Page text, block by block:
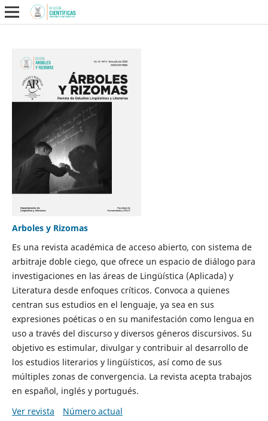
Arboles y Rizomas
Es una revista académica de acceso abierto, con sistema de
arbitraje doble ciego, que ofrece un espacio de diálogo para
investigaciones en las áreas de Lingüística (Aplicada) y
Literatura desde enfoques críticos. Convoca a quienes
centran sus estudios en el lenguaje, ya sea en sus
expresiones poéticas o en su manifestación como lengua en
uso a través del discurso y diversos géneros discursivos. Su
objetivo es estimular, divulgar y contribuir al desarrollo de
los estudios literarios y lingüísticos, así como de sus
múltiples zonas de convergencia. La revista acepta trabajos
en español, inglés y portugués.
Ver revista
Número actual